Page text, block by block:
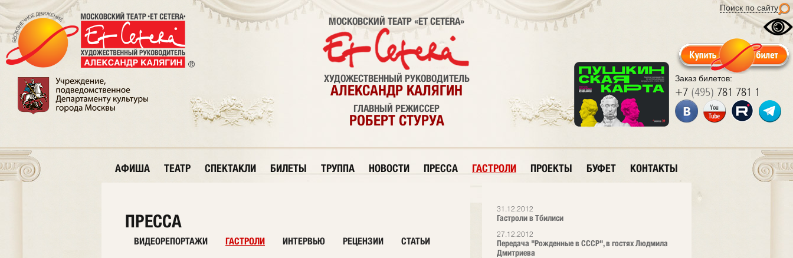
Поиск по сайту
Заказ билетов:
+7 (495) 781 781 1
МОСКОВСКИЙ ТЕАТР «ET CETERA»
ХУДОЖЕСТВЕННЫЙ РУКОВОДИТЕЛЬ
АЛЕКСАНДР КАЛЯГИН
ГЛАВНЫЙ РЕЖИССЕР
РОБЕРТ СТУРУА
АФИША ТЕАТР СПЕКТАКЛИ БИЛЕТЫ ТРУППА НОВОСТИ ПРЕССА ГАСТРОЛИ ПРОЕКТЫ БУФЕТ КОНТАКТЫ
31.12.2012
Гастроли в Тбилиси
27.12.2012
Передача "Рожденные в СССР", в гостях Людмила
Дмитриева
ПРЕССА
ВИДЕОРЕПОРТАЖИ ГАСТРОЛИ ИНТЕРВЬЮ РЕЦЕНЗИИ СТАТЬИ